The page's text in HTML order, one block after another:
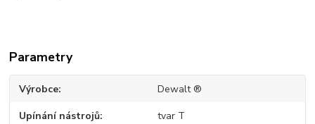
Parametry
Výrobce Dewalt ®
Upínání nástrojů tvar T